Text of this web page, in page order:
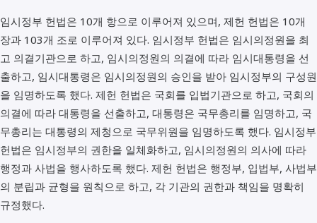
임시정부 헌법은 10개 항으로 이루어져 있으며, 제헌 헌법은 10개
장과 103개 조로 이루어져 있다. 임시정부 헌법은 임시의정원을 최
고 의결기관으로 하고, 임시의정원의 의결에 따라 임시대통령을 선
출하고, 임시대통령은 임시의정원의 승인을 받아 임시정부의 구성원
을 임명하도록 했다. 제헌 헌법은 국회를 입법기관으로 하고, 국회의
의결에 따라 대통령을 선출하고, 대통령은 국무총리를 임명하고, 국
무총리는 대통령의 제청으로 국무위원을 임명하도록 했다. 임시정부
헌법은 임시정부의 권한을 일체화하고, 임시의정원의 의사에 따라
행정과 사법을 행사하도록 했다. 제헌 헌법은 행정부, 입법부, 사법부
의 분립과 균형을 원칙으로 하고, 각 기관의 권한과 책임을 명확히
규정했다.